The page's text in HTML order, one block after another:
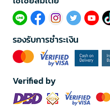
รองรับการชำระเงิน
Verified by